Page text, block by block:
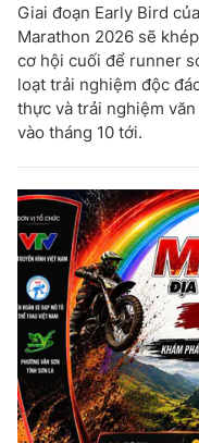
Giai đoạn Early Bird
Marathon 2026 sẽ
cơ hội cuối để runner
loạt trải nghiệm độc
thực và trải nghiệm
vào tháng 10 tới.